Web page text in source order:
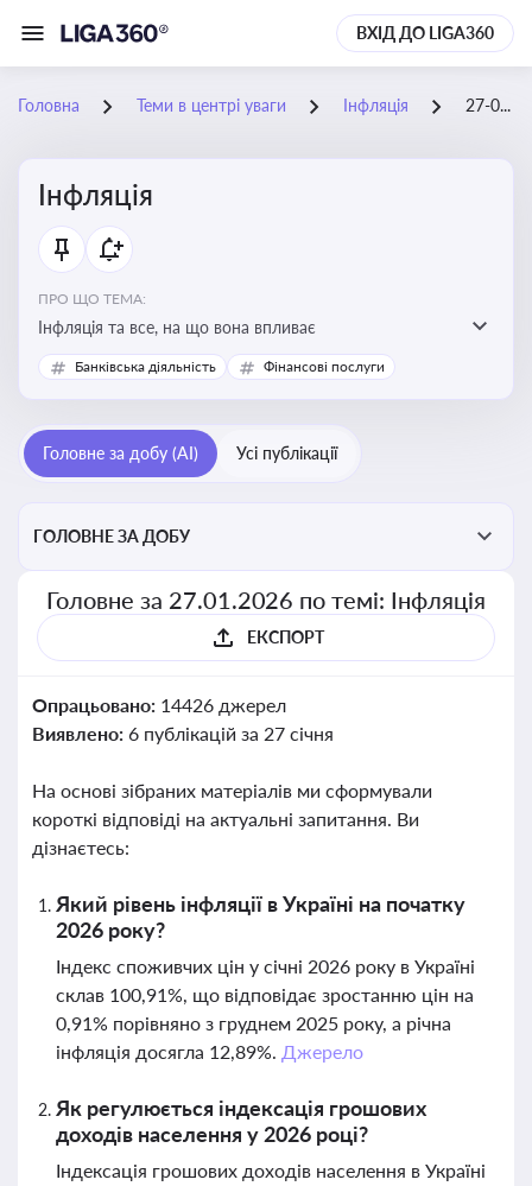
ВХІД ДО LIGA360
Головна Теми в центрі уваги Інфляція 27-01-2026
Інфляція
ПРО ЩО ТЕМА:
Інфляція та все, на що вона впливає
Банківська діяльність Фінансові послуги
Головне за добу (AI) Усі публікації
ГОЛОВНЕ ЗА ДОБУ
Головне за 27.01.2026 по темі: Інфляція
ЕКСПОРТ
Опрацьовано: 14426 джерел
Виявлено: 6 публікацій за 27 січня
На основі зібраних матеріалів ми сформували
короткі відповіді на актуальні запитання. Ви
дізнаєтесь:
Який рівень інфляції в Україні на початку
2026 року?
Індекс споживчих цін у січні 2026 року в Україні
склав 100,91%, що відповідає зростанню цін на
0,91% порівняно з груднем 2025 року, а річна
інфляція досягла 12,89%. Джерело
Як регулюється індексація грошових
доходів населення у 2026 році?
Індексація грошових доходів населення в Україні